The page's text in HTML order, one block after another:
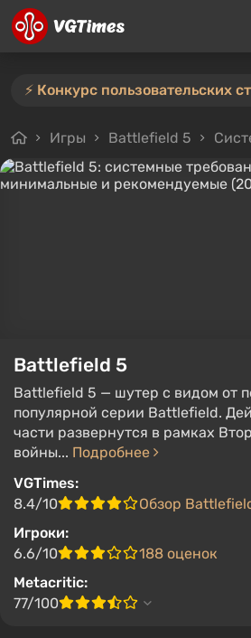
Игры Battlefield 5
Battlefield 5
Battlefield 5 — шутер с видом от
популярной серии Battlefield.
части развернутся в рамках
войны... Подробнее
VGTimes:
8.4/10
Обзор
Игроки:
6.6/10
188 оценок
Metacritic:
77/100